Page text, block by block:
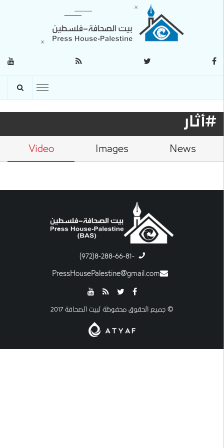
#أثار
News
Images
Video
-8-288-66-81(972)
PressHousePalestine@gmail.com
© جميع الحقوق محفوظة لبيت الصحافة 2017